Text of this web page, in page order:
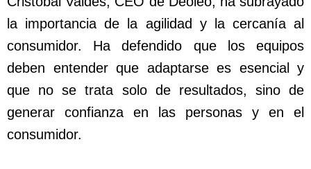
la importancia de la agilidad y la cercanía al
consumidor. Ha defendido que los equipos
deben entender que adaptarse es esencial y
que no se trata solo de resultados, sino de
generar confianza en las personas y en el
consumidor.